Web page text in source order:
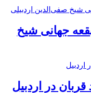
جهانی شیخ
در اردبیل